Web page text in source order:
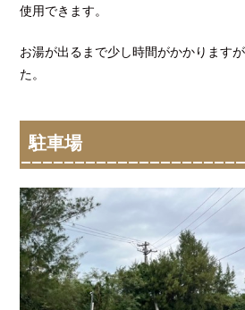
使用できます。
お湯が出るまで少し時間がかかります
た。
駐車場